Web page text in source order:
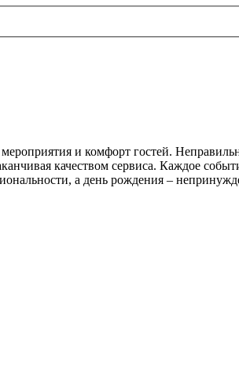
и комфорт гостей.
качеством сервиса. Каждое
а день рождения –